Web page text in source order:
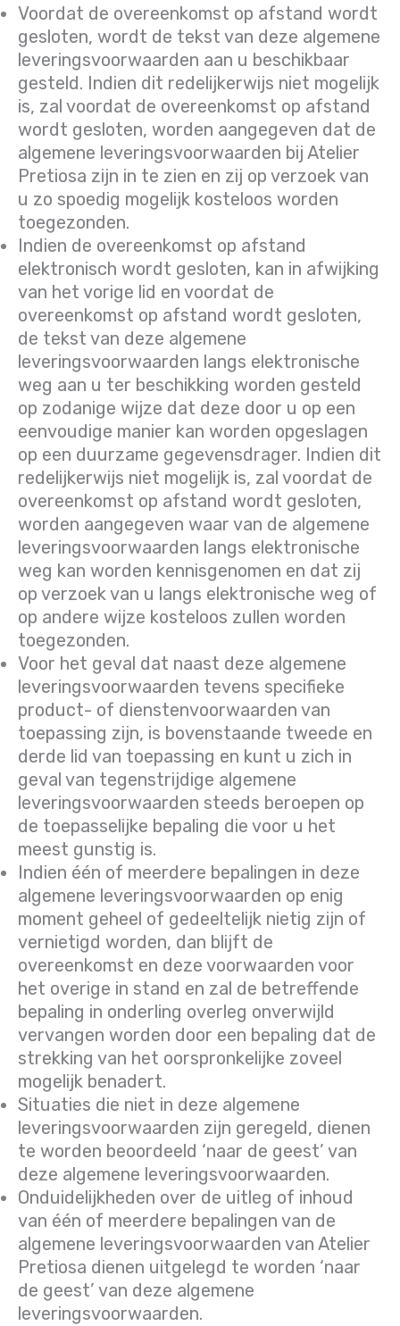
Voordat de overeenkomst op afstand wordt
gesloten, wordt de tekst van deze algemene
leveringsvoorwaarden aan u beschikbaar
gesteld. Indien dit redelijkerwijs niet mogelijk
is, zal voordat de overeenkomst op afstand
wordt gesloten, worden aangegeven dat de
algemene leveringsvoorwaarden bij Atelier
Pretiosa zijn in te zien en zij op verzoek van
u zo spoedig mogelijk kosteloos worden
toegezonden.
Indien de overeenkomst op afstand
elektronisch wordt gesloten, kan in afwijking
van het vorige lid en voordat de
overeenkomst op afstand wordt gesloten,
de tekst van deze algemene
leveringsvoorwaarden langs elektronische
weg aan u ter beschikking worden gesteld
op zodanige wijze dat deze door u op een
eenvoudige manier kan worden opgeslagen
op een duurzame gegevensdrager. Indien dit
redelijkerwijs niet mogelijk is, zal voordat de
overeenkomst op afstand wordt gesloten,
worden aangegeven waar van de algemene
leveringsvoorwaarden langs elektronische
weg kan worden kennisgenomen en dat zij
op verzoek van u langs elektronische weg of
op andere wijze kosteloos zullen worden
toegezonden.
Voor het geval dat naast deze algemene
leveringsvoorwaarden tevens specifieke
product- of dienstenvoorwaarden van
toepassing zijn, is bovenstaande tweede en
derde lid van toepassing en kunt u zich in
geval van tegenstrijdige algemene
leveringsvoorwaarden steeds beroepen op
de toepasselijke bepaling die voor u het
meest gunstig is.
Indien één of meerdere bepalingen in deze
algemene leveringsvoorwaarden op enig
moment geheel of gedeeltelijk nietig zijn of
vernietigd worden, dan blijft de
overeenkomst en deze voorwaarden voor
het overige in stand en zal de betreffende
bepaling in onderling overleg onverwijld
vervangen worden door een bepaling dat de
strekking van het oorspronkelijke zoveel
mogelijk benadert.
Situaties die niet in deze algemene
leveringsvoorwaarden zijn geregeld, dienen
te worden beoordeeld ‘naar de geest’ van
deze algemene leveringsvoorwaarden.
Onduidelijkheden over de uitleg of inhoud
van één of meerdere bepalingen van de
algemene leveringsvoorwaarden van Atelier
Pretiosa dienen uitgelegd te worden ‘naar
de geest’ van deze algemene
leveringsvoorwaarden.